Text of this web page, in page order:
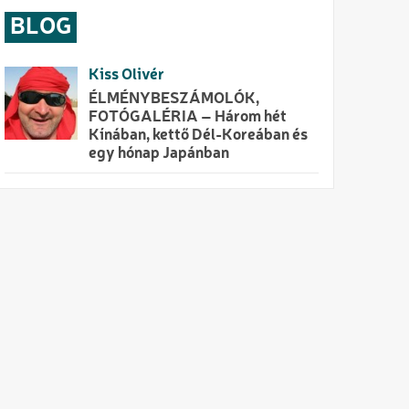
BLOG
Kiss Olivér
ÉLMÉNYBESZÁMOLÓK,
FOTÓGALÉRIA – Három hét
Kínában, kettő Dél-Koreában és
egy hónap Japánban